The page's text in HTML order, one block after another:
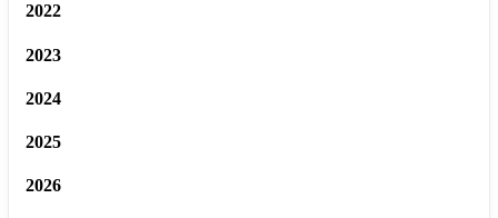
2022
2023
2024
2025
2026